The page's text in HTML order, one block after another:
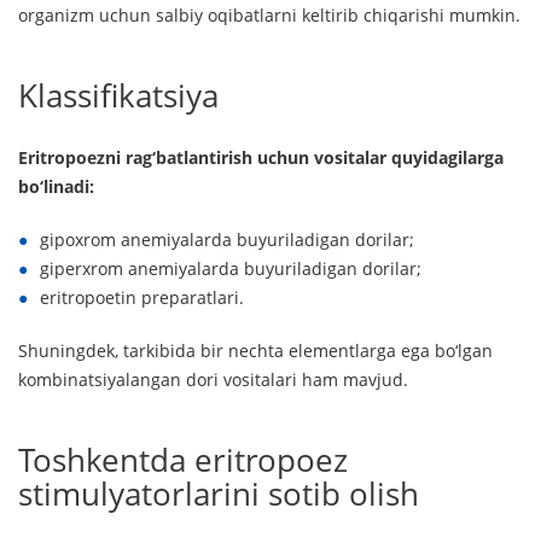
organizm uchun salbiy oqibatlarni keltirib chiqarishi mumkin.
Klassifikatsiya
Eritropoezni rag‘batlantirish uchun vositalar quyidagilarga
bo‘linadi:
gipoxrom anemiyalarda buyuriladigan dorilar;
giperxrom anemiyalarda buyuriladigan dorilar;
eritropoetin preparatlari.
Shuningdek, tarkibida bir nechta elementlarga ega bo‘lgan
kombinatsiyalangan dori vositalari ham mavjud.
Toshkentda eritropoez
stimulyatorlarini sotib olish